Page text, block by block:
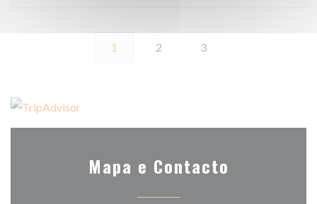
1 2 3
Mapa e Contacto